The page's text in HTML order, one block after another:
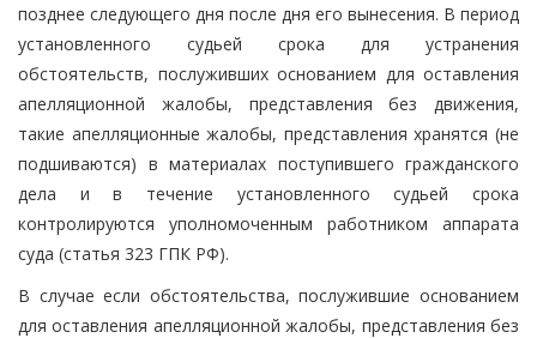
позднее следующего дня после дня его вынесения. В период
установленного судьей срока для устранения
обстоятельств, послуживших основанием для оставления
апелляционной жалобы, представления без движения,
такие апелляционные жалобы, представления хранятся (не
подшиваются) в материалах поступившего гражданского
дела и в течение установленного судьей срока
контролируются уполномоченным работником аппарата
суда (статья 323 ГПК РФ).
В случае если обстоятельства, послужившие основанием
для оставления апелляционной жалобы, представления без